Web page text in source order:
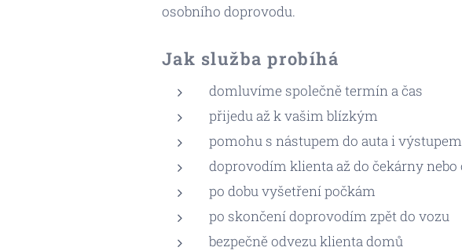
osobního doprovodu.
Jak služba probíhá
domluvíme společně termín a čas
přijedu až k vašim blízkým
pomohu s nástupem do auta i výstupem
doprovodím klienta až do čekárny nebo
po dobu vyšetření počkám
po skončení doprovodím zpět do vozu
bezpečně odvezu klienta domů